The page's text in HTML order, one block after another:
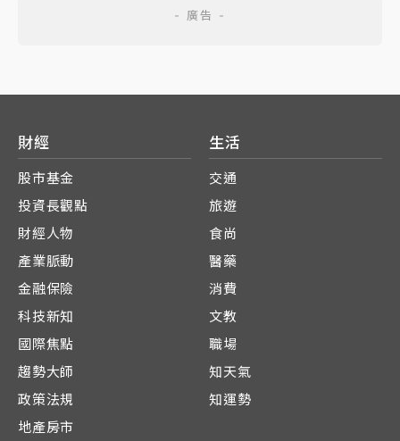
財經
股市基金
投資長觀點
財經人物
產業脈動
金融保險
科技新知
國際焦點
趨勢大師
政策法規
地產房市
生活
交通
旅遊
食尚
醫藥
消費
文教
職場
知天氣
知運勢